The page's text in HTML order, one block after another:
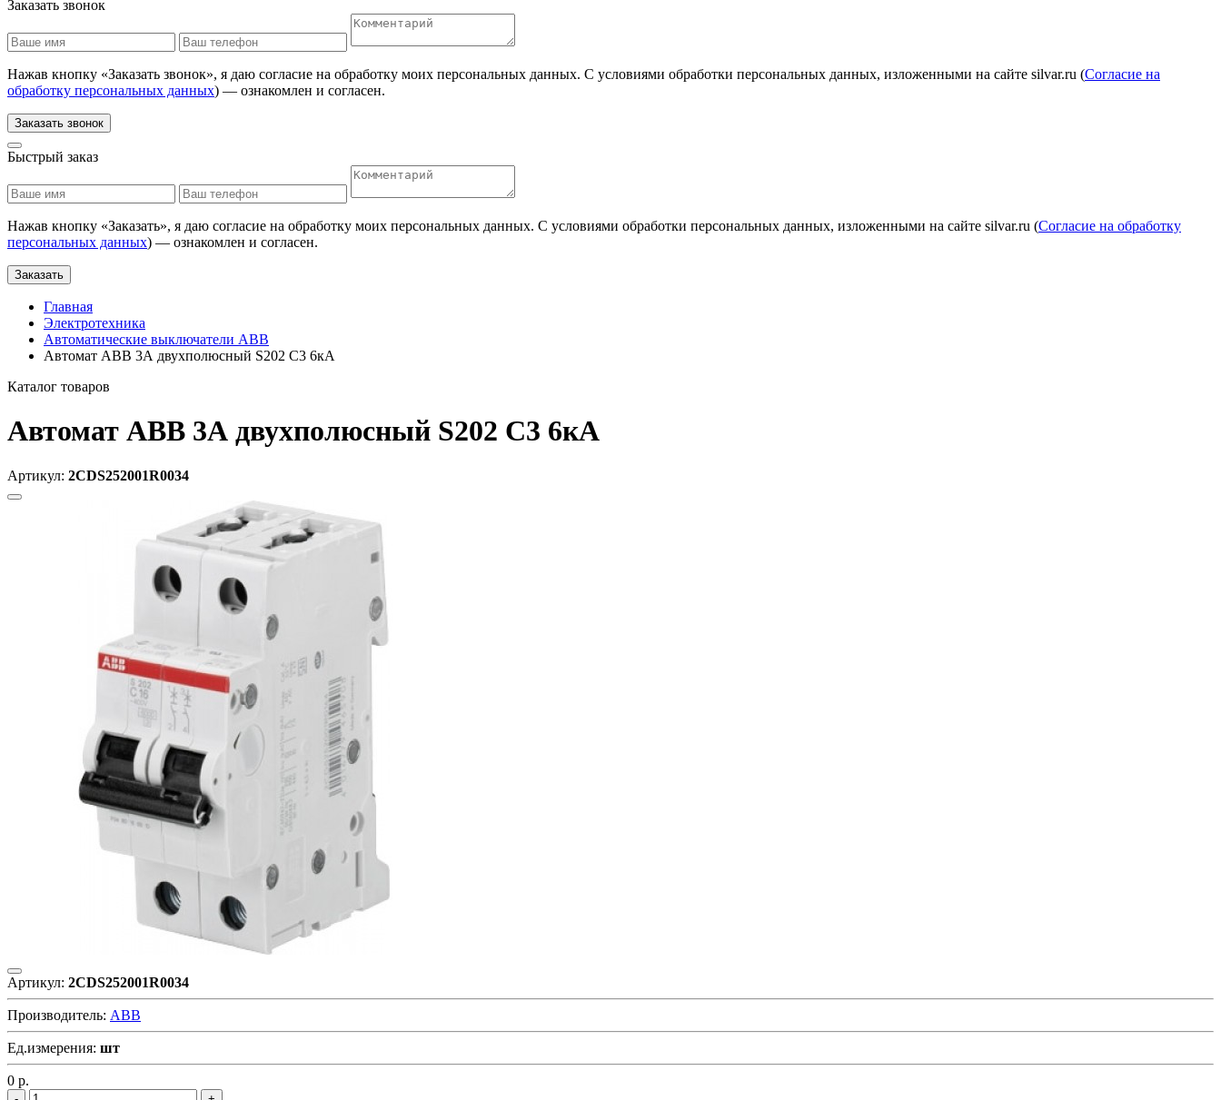
Заказать звонок
Нажав кнопку «Заказать звонок», я даю согласие на обработку моих персональных данных. С условиями обработки персональных данных, изложенными на сайте silvar.ru (Согласие на
обработку персональных данных) — ознакомлен и согласен.
Заказать звонок
Быстрый заказ
Нажав кнопку «Заказать», я даю согласие на обработку моих персональных данных. С условиями обработки персональных данных, изложенными на сайте silvar.ru (Согласие на обработку
персональных данных) — ознакомлен и согласен.
Заказать
Главная
Электротехника
Автоматические выключатели АВВ
Автомат ABB 3А двухполюсный S202 C3 6кА
Каталог товаров
Автомат ABB 3А двухполюсный S202 C3 6кА
Артикул: 2CDS252001R0034
Артикул: 2CDS252001R0034
Производитель: ABB
Ед.измерения: шт
0 р.